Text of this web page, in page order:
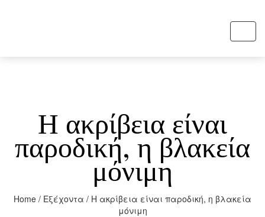
Η ακρίβεια είναι
παροδική, η βλακεία
μόνιμη
Home / Εξέχοντα / Η ακρίβεια είναι παροδική, η βλακεία
μόνιμη